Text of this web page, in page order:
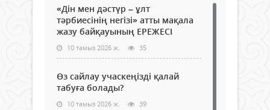
«Дін мен дәстүр – ұлт
тәрбиесінің негізі» атты мақала
жазу байқауының ЕРЕЖЕСІ
10 тамыз 2026 ж. 35
Өз сайлау учаскеңізді қалай
табуға болады?
10 тамыз 2026 ж. 39